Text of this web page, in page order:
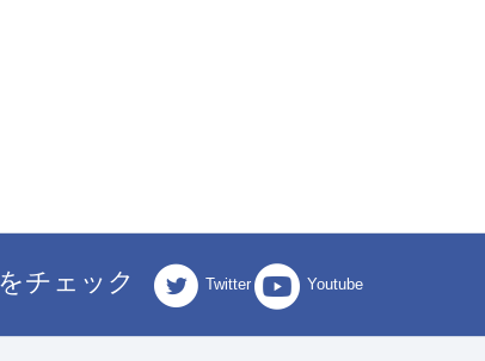
チェック Twitter Youtube